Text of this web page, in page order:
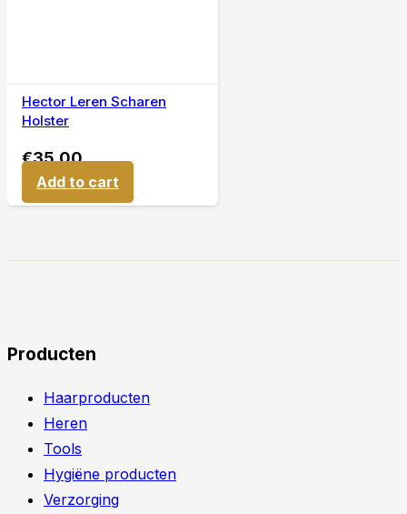
Hector Leren Scharen
Holster
€35,00
Add to cart
Producten
Haarproducten
Heren
Tools
Hygiëne producten
Verzorging